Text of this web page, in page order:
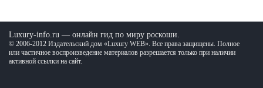
Luxury-info.ru — онлайн гид по миру роскоши.
© 2006-2012 Издательский дом «Luxury WEB». Все права защищены. Полное
или частичное воспроизведение материалов разрешается только при наличии
активной ссылки на сайт.